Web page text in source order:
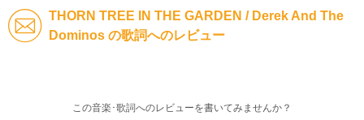
THORN TREE IN THE GARDEN / Derek And The
Dominos の歌詞へのレビュー
この音楽･歌詞へのレビューを書いてみませんか？